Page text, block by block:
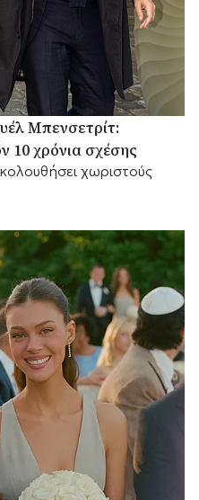
Μπενσετρίτ:
10 χρόνια σχέσης
χωριστούς